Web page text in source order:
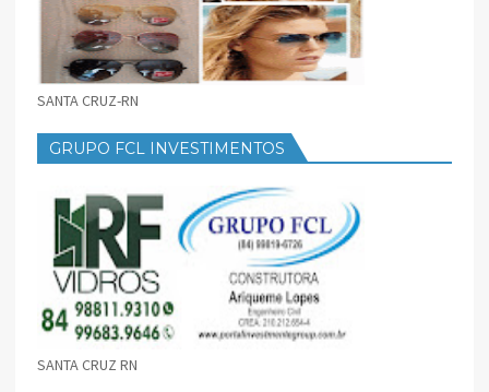
SANTA CRUZ-RN
GRUPO FCL INVESTIMENTOS
SANTA CRUZ RN